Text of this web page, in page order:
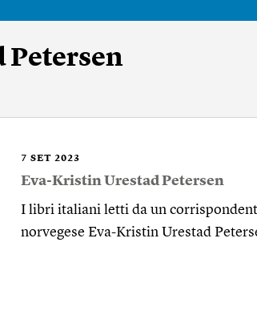
Petersen
7 SET 2023
Eva-Kristin Urestad Petersen
I libri italiani letti da un
norvegese Eva-Kristin Urestad